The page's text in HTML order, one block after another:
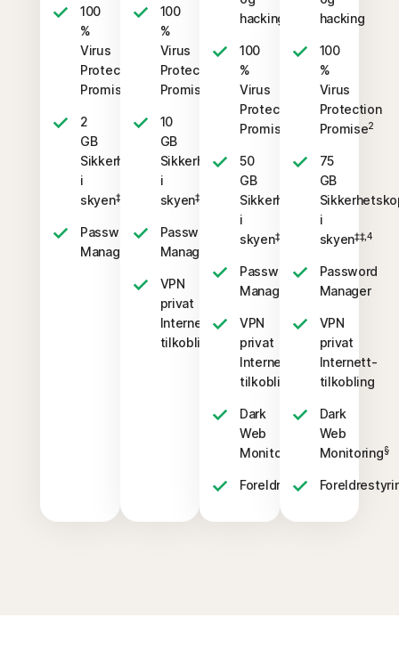
100
%
Virus
Protection
Promise
2
GB
Sikkerhetskopiering
i
skyen‡‡,4
Password
Manager
100
%
Virus
Protection
Promise
10
GB
Sikkerhetskopiering
i
skyen‡‡,4
Password
Manager
VPN
privat
Internett-
tilkobling
hacking
100
%
Virus
Protection
Promise
50
GB
Sikkerhetskopiering
i
skyen‡‡,4
Password
Manager
VPN
privat
Internett-
tilkobling
Dark
Web
Monitoring
Foreldrestyring‡
hacking
100
%
Virus
Protection
Promise2
75
GB
i
skyen‡‡,4
Password
Manager
VPN
privat
Internett-
tilkobling
Dark
Web
Monitoring§